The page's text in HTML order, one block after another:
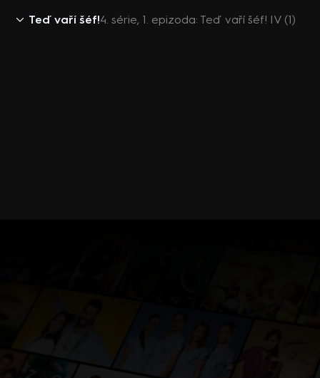
Teď vaří šéf!4. série, 1. epizoda: Teď vaří šéf! IV (1)